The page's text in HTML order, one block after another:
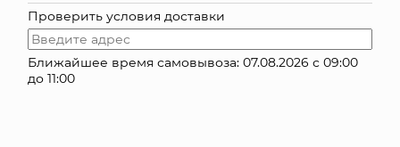
Проверить условия доставки
Ближайшее время самовывоза: 07.08.2026 с 09:00
до 11:00